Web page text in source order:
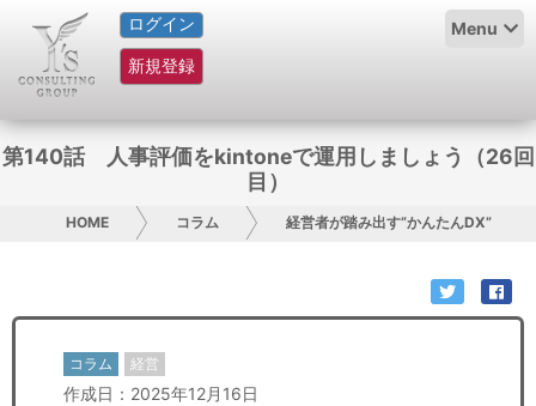
ログイン
新規登録
Menu
HOME
サービス紹介
コラム
お問い合わせ
日本人にPR
第140話 人事評価をkintoneで運用しましょう（26回
目）
HOME コラム 経営者が踏み出す”かんたんDX”
コラム 経営
作成日：2025年12月16日